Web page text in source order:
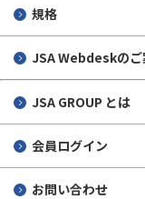
規格
JSA Webdeskのご
JSA GROUP とは
会員ログイン
お問い合わせ